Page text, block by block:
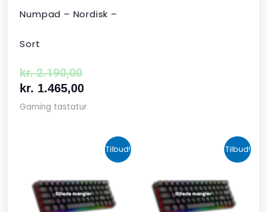
Numpad – Nordisk –
Sort
kr.2.190,00
kr. 1.465,00
Gaming tastatur
Tilbud!
oprindelige
pris
var:
kr. 424,00.
aktuelle
pris
er:
kr. 349,00.
Tilbud!
oprindelige
pris
var:
kr.
aktuelle
pris
er:
kr. 679,00.